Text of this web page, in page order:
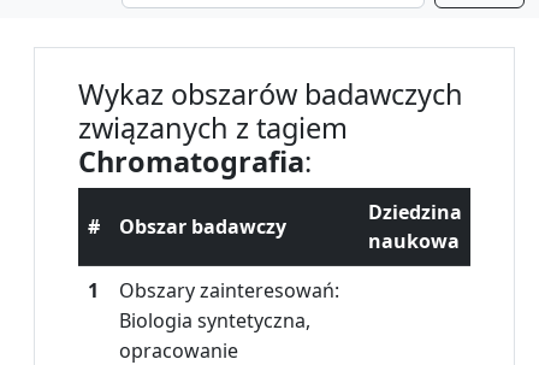
Wykaz obszarów badawczych
związanych z tagiem
Chromatografia:
# Obszar badawczy
Dziedzina
naukowa
1
Obszary zainteresowań:
Biologia syntetyczna,
opracowanie